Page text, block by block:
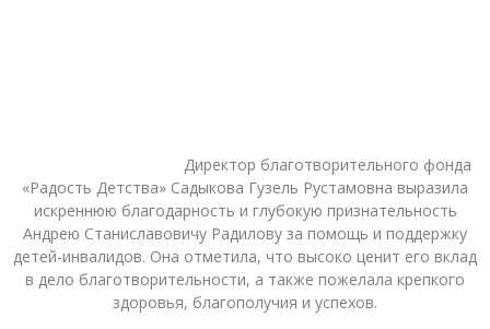
Директор благотворительного фонда
«Радость Детства» Садыкова Гузель Рустамовна выразила
искреннюю благодарность и глубокую признательность
Андрею Станиславовичу Радилову за помощь и поддержку
детей-инвалидов. Она отметила, что высоко ценит его вклад
в дело благотворительности, а также пожелала крепкого
здоровья, благополучия и успехов.